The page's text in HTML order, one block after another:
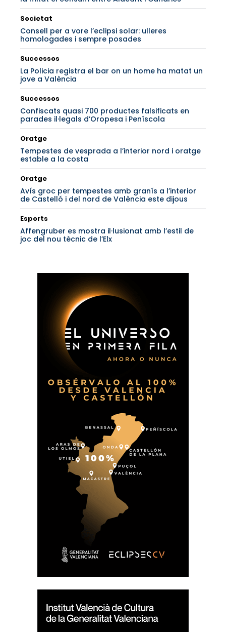
Societat
Consell per a vore l’eclipsi solar: ulleres
homologades i sempre posades
Successos
La Policia registra el bar on un home ha matat un
jove a València
Successos
Confiscats quasi 700 productes falsificats en
parades il·legals d’Oropesa i Peníscola
Oratge
Tempestes de vesprada a l’interior nord i oratge
estable a la costa
Oratge
Avís groc per tempestes amb granís a l’interior
de Castelló i del nord de València este dijous
Esports
Affengruber es mostra il·lusionat amb l’estil de
joc del nou tècnic de l’Elx